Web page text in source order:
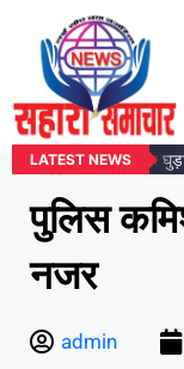
LATEST NEWS
समाज की बेटी तोषना
पुलिस
नजर
admin